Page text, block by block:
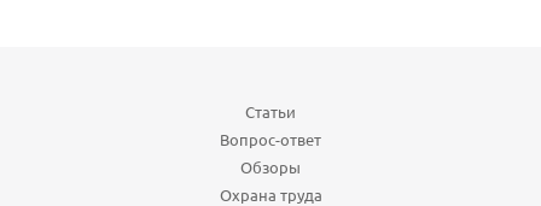
Статьи
Вопрос-ответ
Обзоры
Охрана труда